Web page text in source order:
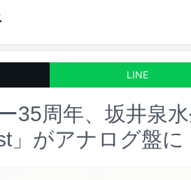
LINE
35周年、坂井泉
」がアナログ盤に